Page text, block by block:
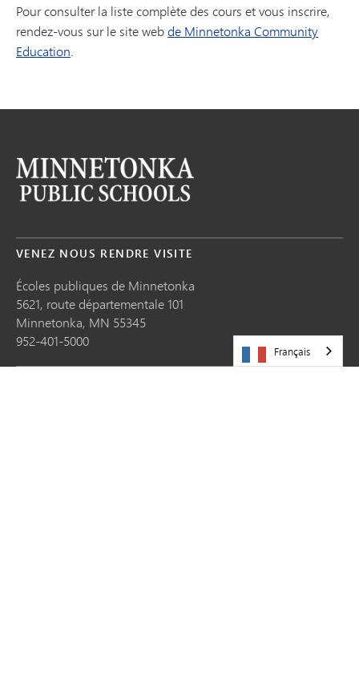
Pour consulter la liste complète des cours et vous inscrire,
rendez-vous sur le site webde Minnetonka Community
Education.
VENEZ NOUS RENDRE VISITE
Écoles publiques de Minnetonka
5621, route départementale 101
Minnetonka, MN 55345
952-401-5000
Français